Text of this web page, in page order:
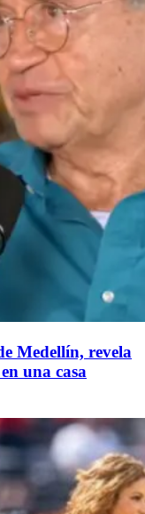
Medellín, revela
una casa